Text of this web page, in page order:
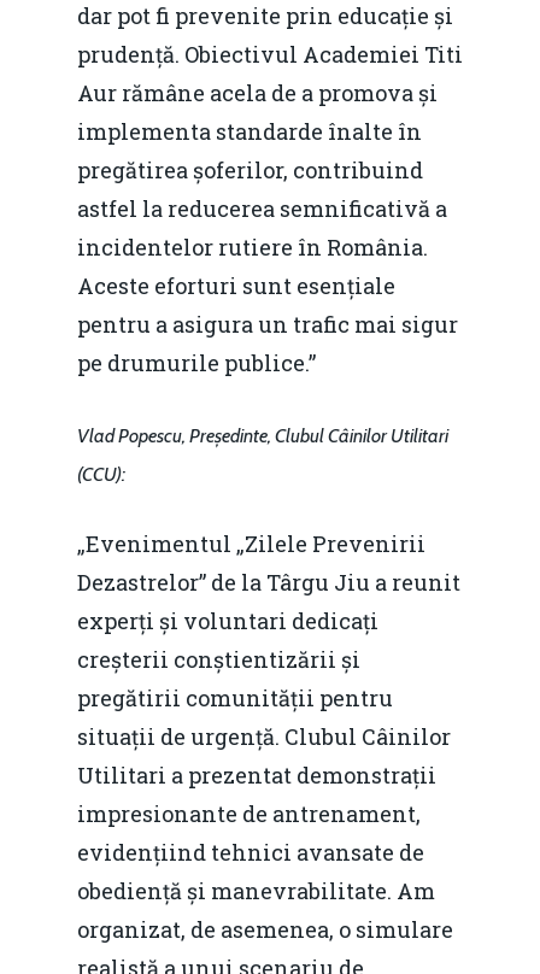
dar pot fi prevenite prin educație și
prudență. Obiectivul Academiei Titi
Aur rămâne acela de a promova și
implementa standarde înalte în
pregătirea șoferilor, contribuind
astfel la reducerea semnificativă a
incidentelor rutiere în România.
Aceste eforturi sunt esențiale
pentru a asigura un trafic mai sigur
pe drumurile publice.”
Vlad Popescu, Președinte, Clubul Câinilor Utilitari
(CCU):
„Evenimentul „Zilele Prevenirii
Dezastrelor” de la Târgu Jiu a reunit
experți și voluntari dedicați
creșterii conștientizării și
pregătirii comunității pentru
situații de urgență. Clubul Câinilor
Utilitari a prezentat demonstrații
impresionante de antrenament,
evidențiind tehnici avansate de
obediență și manevrabilitate. Am
organizat, de asemenea, o simulare
realistă a unui scenariu de